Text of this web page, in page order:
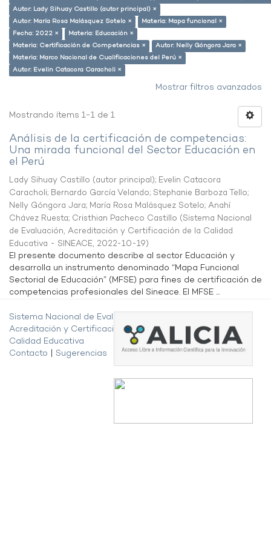
Autor: Lady Sihuay Castillo (autor principal) ×
Autor: María Rosa Malásquez Sotelo ×
Materia: Mapa funcional ×
Fecha: 2022 ×
Materia: Educación ×
Materia: Certificación de Competencias ×
Autor: Nelly Góngora Jara ×
Materia: Marco Nacional de Cualificaciones del Perú ×
Autor: Evelin Catacora Caracholi ×
Mostrar filtros avanzados
Mostrando ítems 1-1 de 1
Análisis de la certificación de competencias:
Una mirada funcional del Sector Educación en
el Perú
Lady Sihuay Castillo (autor principal); Evelin Catacora
Caracholi; Bernardo García Velando; Stephanie Barboza Tello;
Nelly Góngora Jara; María Rosa Malásquez Sotelo; Anahí
Chávez Ruesta; Cristhian Pacheco Castillo (Sistema Nacional
de Evaluación, Acreditación y Certificación de la Calidad
Educativa - SINEACE, 2022-10-19)
El presente documento describe al sector Educación y
desarrolla un instrumento denominado “Mapa Funcional
Sectorial de Educación” (MFSE) para fines de certificación de
competencias profesionales del Sineace. El MFSE ...
Sistema Nacional de Evaluación,
Acreditación y Certificación de la
Calidad Educativa
Contacto
Sugerencias